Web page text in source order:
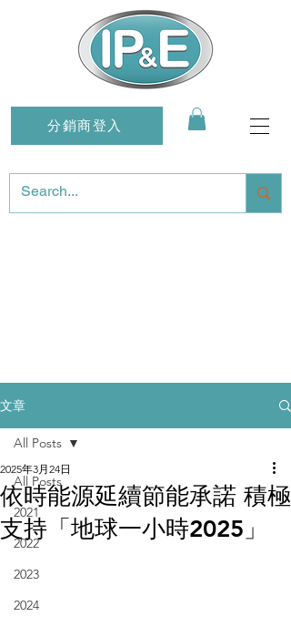
分銷商登入
文章
All Posts
2021
2022
2023
2024
All Posts
依時能源延續節能承諾 積極
支持「地球一小時2025」
2025年3月24日